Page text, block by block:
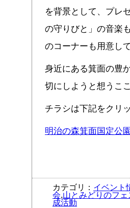
を背景として、プレ
の守りびと」の音楽
のコーナーも用意し
身近にある箕面の豊
切にしようと想うこ
チラシは下記をクリ
明治の森箕面国定公
カテゴリ： イベント
会,山とみどりのフ
成活動